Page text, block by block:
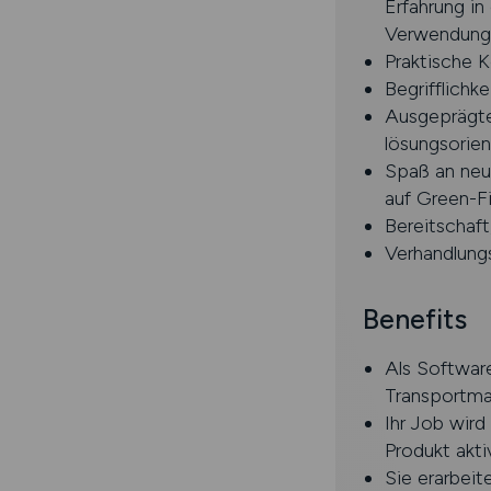
Erfahrung
Praktische
Spaß an
auf Green-
Benefits
Als
Ihr Job
Produkt
Sie